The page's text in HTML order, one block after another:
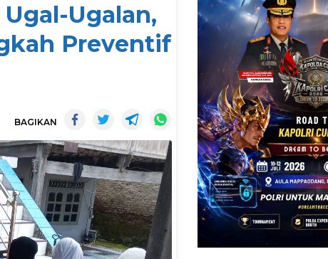
Ugalan,
Preventif
BAGIKAN